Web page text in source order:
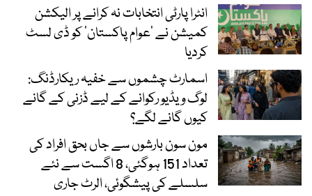
انٹرا پارٹی انتخابات نہ کرانے پر الیکشن
کمیشن نے ’عوام پاکستان‘ کو ڈی لسٹ
کردیا
اسمارٹ چشموں سے خفیہ ریکارڈنگ:
لوگ ویڈیو رکوانے کے لیے ڈزنی کے گانے
کیوں گانے لگے؟
مون سون بارشوں سے جاں بحق افراد کی
تعداد 151 ہوگئی، 8 اگست سے نئے
سلسلے کی پیشگوئی، الرٹ جاری